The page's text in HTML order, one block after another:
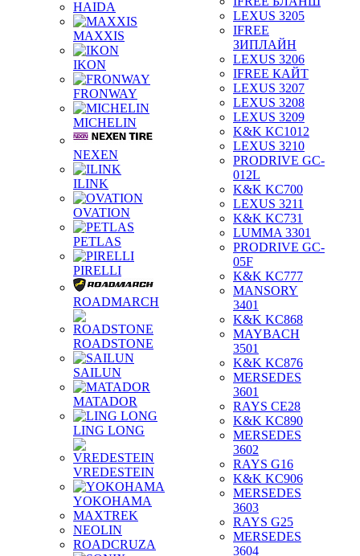
HAIDA
MAXXIS
IKON
FRONWAY
MICHELIN
NEXEN
ILINK
OVATION
PETLAS
PIRELLI
ROADMARCH
ROADSTONE
SAILUN
MATADOR
LING LONG
VREDESTEIN
YOKOHAMA
MAXTREK
NEOLIN
ROADCRUZA
LEXUS 3205
IFREE
ЗИПЛАЙН
LEXUS 3206
IFREE КАЙТ
LEXUS 3207
LEXUS 3208
LEXUS 3209
K&K KC1012
LEXUS 3210
PRODRIVE GC-
012L
K&K KC700
LEXUS 3211
K&K KC731
LUMMA 3301
PRODRIVE GC-
05F
K&K KC777
MANSORY
3401
K&K KC868
MAYBACH
3501
K&K KC876
MERSEDES
3601
RAYS CE28
K&K KC890
MERSEDES
3602
RAYS G16
K&K KC906
MERSEDES
3603
RAYS G25
MERSEDES
3604